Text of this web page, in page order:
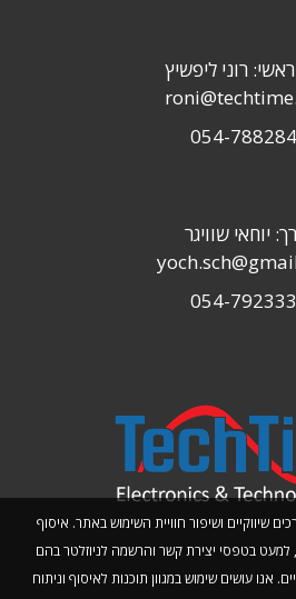
שיווקיים ושיפור חוויית השימוש באתר. איסוף
למעט בטפסי יצירת קשר והרשמה לניוזלטר בהם
עושים שימוש במגוון תוכנות לאיסוף וניתוח
רוני ליפשיץ
054-
יוחאי שוויגר
054-